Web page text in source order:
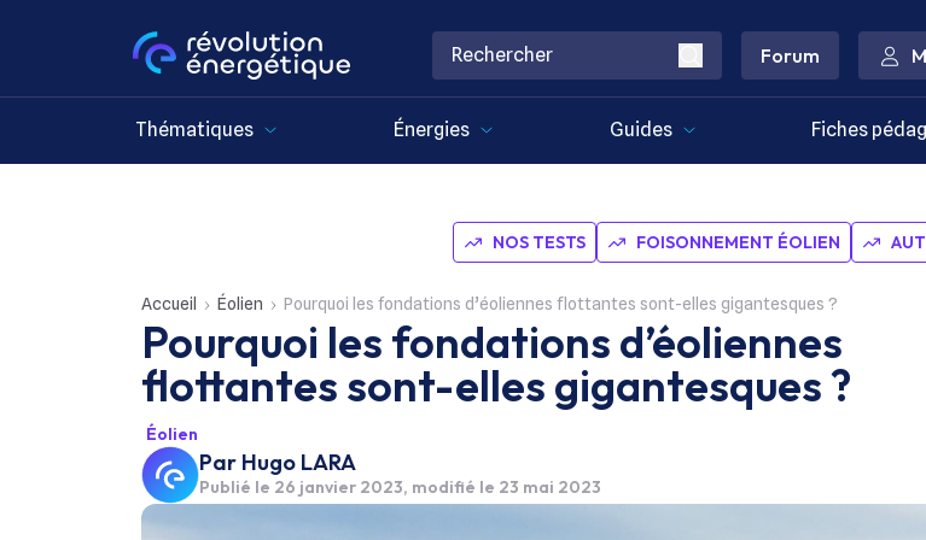
Forum
Thématiques Énergies Guides Fiches
NOS TESTS FOISONNEMENT ÉOLIEN
Accueil Éolien Pourquoi les fondations d’éoliennes flottantes sont-elles gigantesques ?
Pourquoi les fondations d’éoliennes
flottantes sont-elles gigantesques ?
Éolien
Par Hugo LARA
Publié le 26 janvier 2023, modifié le 23 mai 2023